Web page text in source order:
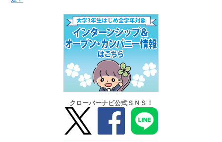
クローバーナビ公式ＳＮＳ！